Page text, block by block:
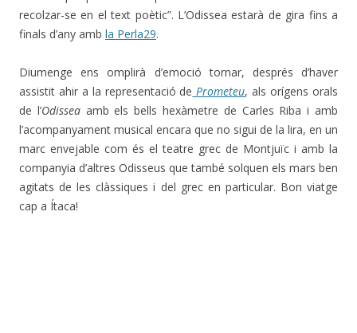
recolzar-se en el text poètic”. L’Odissea estarà de gira fins a
finals d’any amb la Perla29.
Diumenge ens omplirà d’emoció tornar, després d’haver
assistit ahir a la representació de Prometeu, als orígens orals
de l’Odisseaamb els bells hexàmetre de Carles Riba i amb
l’acompanyament musical encara que no sigui de la lira, en un
marc envejable com és el teatre grec de Montjuïc i amb la
companyia d’altres Odisseus que també solquen els mars ben
agitats de les clàssiques i del grec en particular. Bon viatge
cap a Ítaca!